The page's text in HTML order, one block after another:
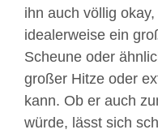
ihn auch völlig
idealerweise ein
Scheune oder
großer Hitze oder
kann. Ob er auch
würde, lässt sich